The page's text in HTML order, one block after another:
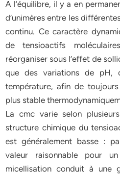
A l’équilibre, il y a en
d’unimères entre les
continu. Ce caractère
de tensioactifs
réorganiser sous l’effet de
que des variations de pH,
température, afin de
plus stable
La cmc varie selon
structure chimique du
est généralement basse :
valeur raisonnable pour
micellisation conduit à une